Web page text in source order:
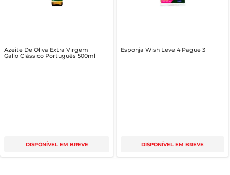
Azeite De Oliva Extra Virgem
Gallo Clássico Português 500ml
DISPONÍVEL EM BREVE
Esponja Wish Leve 4 Pague 3
DISPONÍVEL EM BREVE